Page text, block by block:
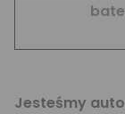
Jesteśmy